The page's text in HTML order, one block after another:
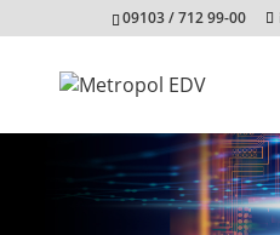
09103 / 712 99-00